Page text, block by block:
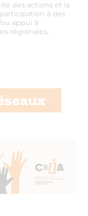
des actions et la
à des
appui à
régionales,